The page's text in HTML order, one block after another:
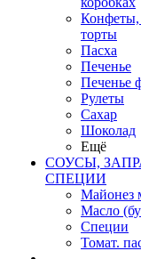
Конфеты,
торты
Пасха
Печенье
Печенье
Рулеты
Сахар
Шоколад
Ещё
СОУСЫ,
СПЕЦИИ
Майонез
Масло
Специи
Томат.